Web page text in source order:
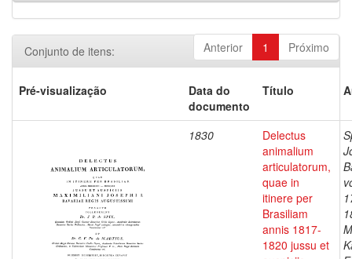
Anterior 1 Próximo
Conjunto de itens:
Pré-visualização
Data do
documento
Título
1830
Delectus
animalium
articulatorum,
quae in
itinere per
Brasiliam
annis 1817-
1820 jussu et